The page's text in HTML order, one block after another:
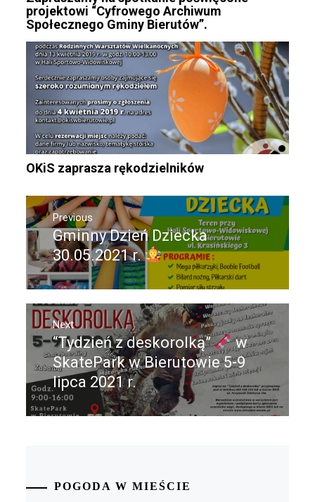
projektowi “Cyfrowego Archiwum
Społecznego Gminy Bierutów”.
OKiS zaprasza rękodzielników
Nawigacja
wpisuPrevious
Previous
post:
Gminny Dzień Dziecka
30.05.2021 r.
Next
Next
post:
“Tydzień z deskorolką”
w
SkatePark w Bierutowie 5-9
lipca 2021 r.
POGODA W MIEŚCIE